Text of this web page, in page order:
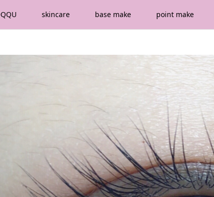
skincare base make point make